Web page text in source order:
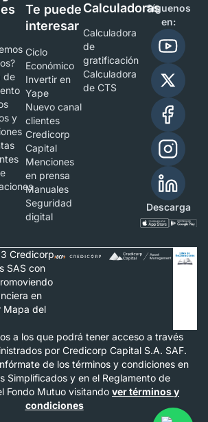
de
y
Te puede
interesar
Ciclo
Económico
Invertir en
Yape
Nuevo canal
clientes
Credicorp
Capital
Menciones
en prensa
Manuales
Seguridad
digital
Calculadoras
Calculadora
de
gratificación
Calculadora
de CTS
Síguenos
en:
Descarga
Credicorp
SAS con
en
Mapa del
a los que podrá tener acceso a través
por Credicorp Capital S.A. SAF.
de los términos y condiciones en
Simplificados y en el Reglamento de
Fondo Mutuo visitando ver términos y
condiciones